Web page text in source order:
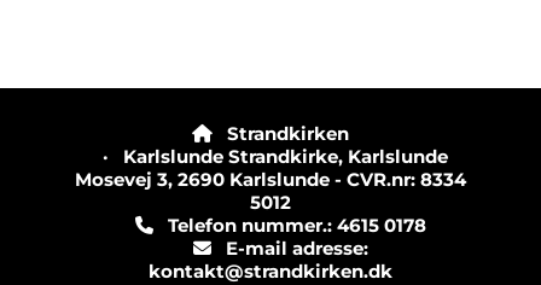

Strandkirken
· Karlslunde Strandkirke, Karlslunde
Mosevej 3, 2690 Karlslunde - CVR.nr: 8334
5012
Telefon nummer.: 4615 0178
E-mail adresse:
kontakt@strandkirken.dk